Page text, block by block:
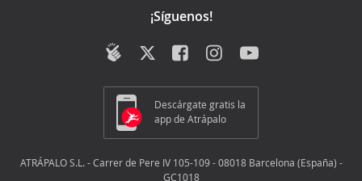
¡Síguenos!
Descárgate gratis la
app de Atrápalo
ATRÁPALO S.L. - Carrer de Pere IV 105-109 - 08018 Barcelona (España) -
GC1018